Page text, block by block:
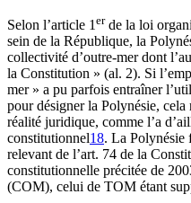
Selon l’article 1erde la loi
sein de la République, la
collectivité d’outre-mer dont
la Constitution » (al. 2). Si
mer » a pu parfois entraîner
pour désigner la Polynésie, cela
réalité juridique, comme l’a
constitutionnel18. La Polynésie
relevant de l’art. 74 de la
constitutionnelle précitée de
(COM), celui de TOM étant